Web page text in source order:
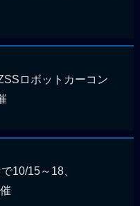
ロボットカーコン
10/15～18、